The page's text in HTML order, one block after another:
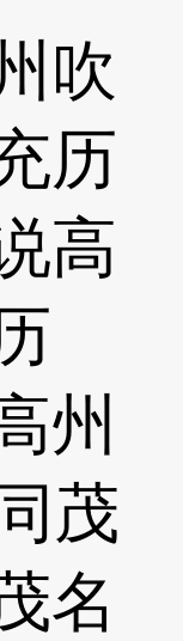
吹
历
高
州
茂
名